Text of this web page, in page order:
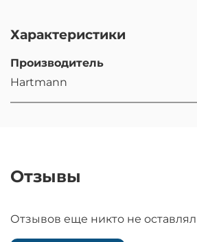
Характеристики
Производитель
Hartmann
Отзывы
Отзывов еще никто не оставлял